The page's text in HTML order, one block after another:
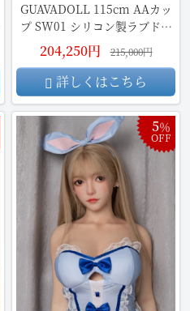
GUAVADOLL 115cm AAカッ
プ SW01 シリコン製ラブドー
ル
204,250円 215,000円
詳しくはこちら
5％
OFF